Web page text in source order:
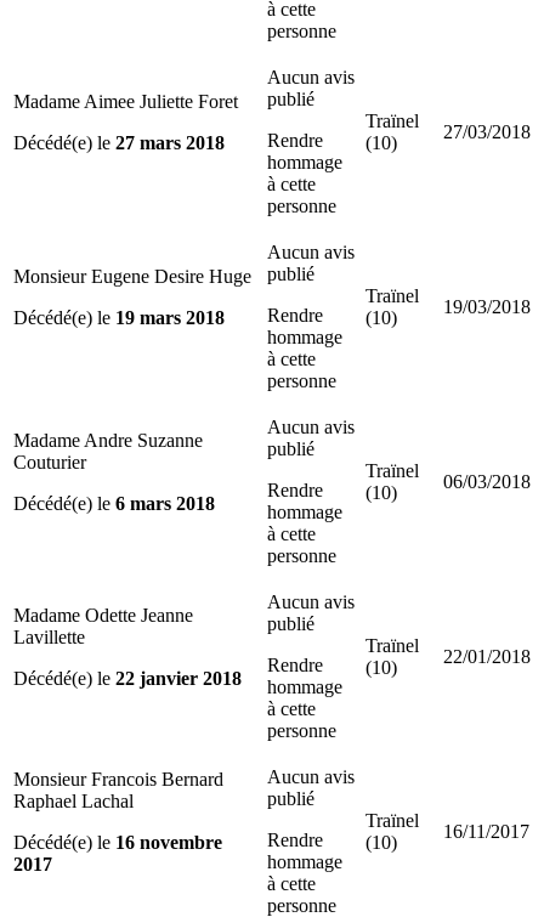
à cette
personne
Madame Aimee Juliette Foret
Décédé(e) le 27 mars 2018
Aucun avis
publié
Rendre
hommage
à cette
personne
Traïnel
(10)
27/03/2018
Monsieur Eugene Desire Huge
Décédé(e) le 19 mars 2018
Aucun avis
publié
Rendre
hommage
à cette
personne
Traïnel
(10)
19/03/2018
Madame Andre Suzanne
Couturier
Décédé(e) le 6 mars 2018
Aucun avis
publié
Rendre
hommage
à cette
personne
Traïnel
(10)
06/03/2018
Madame Odette Jeanne
Lavillette
Décédé(e) le 22 janvier 2018
Aucun avis
publié
Rendre
hommage
à cette
personne
Traïnel
(10)
22/01/2018
Monsieur Francois Bernard
Raphael Lachal
Décédé(e) le 16 novembre
2017
Aucun avis
publié
Rendre
hommage
à cette
personne
Traïnel
(10)
16/11/2017